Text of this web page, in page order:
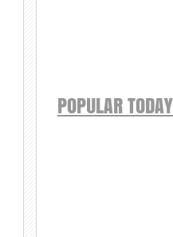
POPULAR TODAY